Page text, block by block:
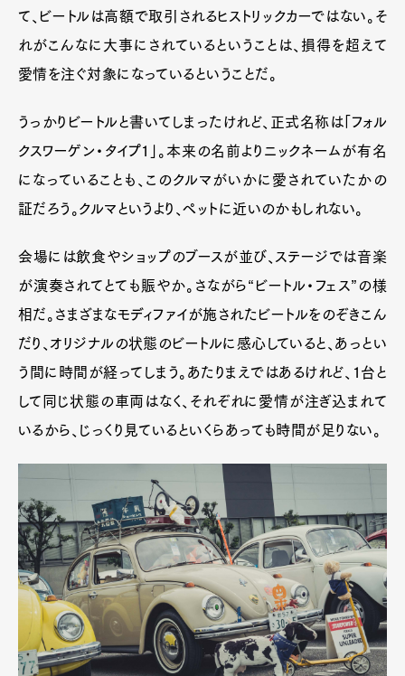
て、ビートルは高額で取引されるヒストリックカーではない。そ
れがこんなに大事にされているということは、損得を超えて
愛情を注ぐ対象になっているということだ。
うっかりビートルと書いてしまったけれど、正式名称は「フォル
クスワーゲン・タイプ1」。本来の名前よりニックネームが有名
になっていることも、このクルマがいかに愛されていたかの
証だろう。クルマというより、ペットに近いのかもしれない。
会場には飲食やショップのブースが並び、ステージでは音楽
が演奏されてとても賑やか。さながら“ビートル・フェス”の様
相だ。さまざまなモディファイが施されたビートルをのぞきこん
だり、オリジナルの状態のビートルに感心していると、あっとい
う間に時間が経ってしまう。あたりまえではあるけれど、1台と
して同じ状態の車両はなく、それぞれに愛情が注ぎ込まれて
いるから、じっくり見ているといくらあっても時間が足りない。